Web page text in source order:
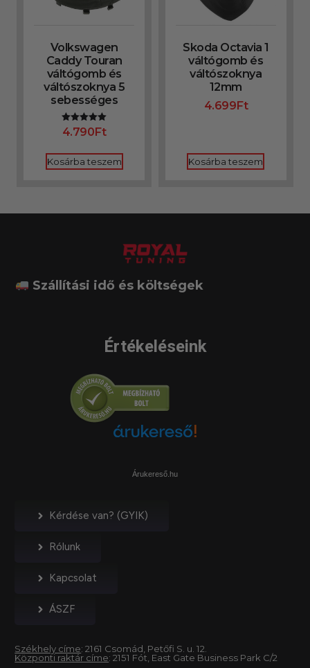
Volkswagen
Caddy Touran
váltógomb és
váltószoknya 5
sebességes
Értékelés:
5.00
4.790Ft
Kosárba teszem
Skoda Octavia 1
váltógomb és
váltószoknya
12mm
4.699Ft
Kosárba teszem
Szállítási idő és költségek
Értékeléseink
Árukereső.hu
Kérdése van? (GYIK)
Rólunk
Kapcsolat
ÁSZF
Székhely címe: 2161 Csomád, Petőfi S. u. 12.
Központi raktár címe: 2151 Fót, East Gate Business Park C/2